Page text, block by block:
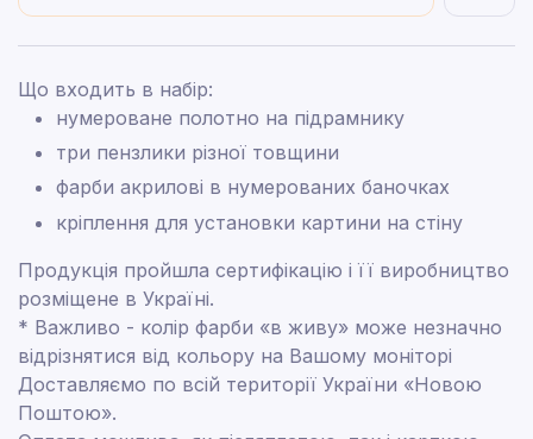
Що входить в набір:
нумероване полотно на підрамнику
три пензлики різної товщини
фарби акрилові в нумерованих баночках
кріплення для установки картини на стіну
Продукція пройшла сертифікацію і її виробництво
розміщене в Україні.
* Важливо - колір фарби «в живу» може незначно
відрізнятися від кольору на Вашому моніторі
Доставляємо по всій території України «Новою
Поштою».